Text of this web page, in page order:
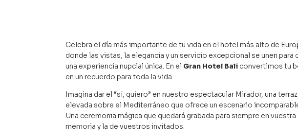
Celebra el día más importante de tu vida en el hotel más alto de
donde las vistas, la elegancia y un servicio excepcional se unen para
una experiencia nupcial única. En el Gran Hotel Bali convertimos tu
en un recuerdo para toda la vida.
Imagina dar el “sí, quiero” en nuestro espectacular Mirador, una
elevada sobre el Mediterráneo que ofrece un escenario
Una ceremonia mágica que quedará grabada para siempre en vuestra
memoria y la de vuestros invitados.